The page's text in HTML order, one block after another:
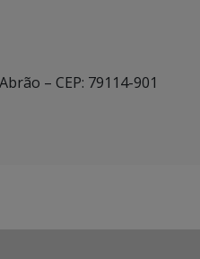
– CEP: 79114-901